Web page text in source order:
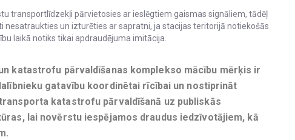
transportlīdzekļi pārvietosies ar ieslēgtiem gaismas signāliem, tādēļ
nesatraukties un izturēties ar sapratni, ja stacijas teritorijā notiekošās
laikā notiks tikai apdraudējuma imitācija.
katastrofu pārvaldīšanas komplekso mācību mērķis ir
gatavību koordinētai rīcībai un nostiprināt
katastrofu pārvaldīšanā uz publiskās
lai novērstu iespējamos draudus iedzīvotājiem, kā